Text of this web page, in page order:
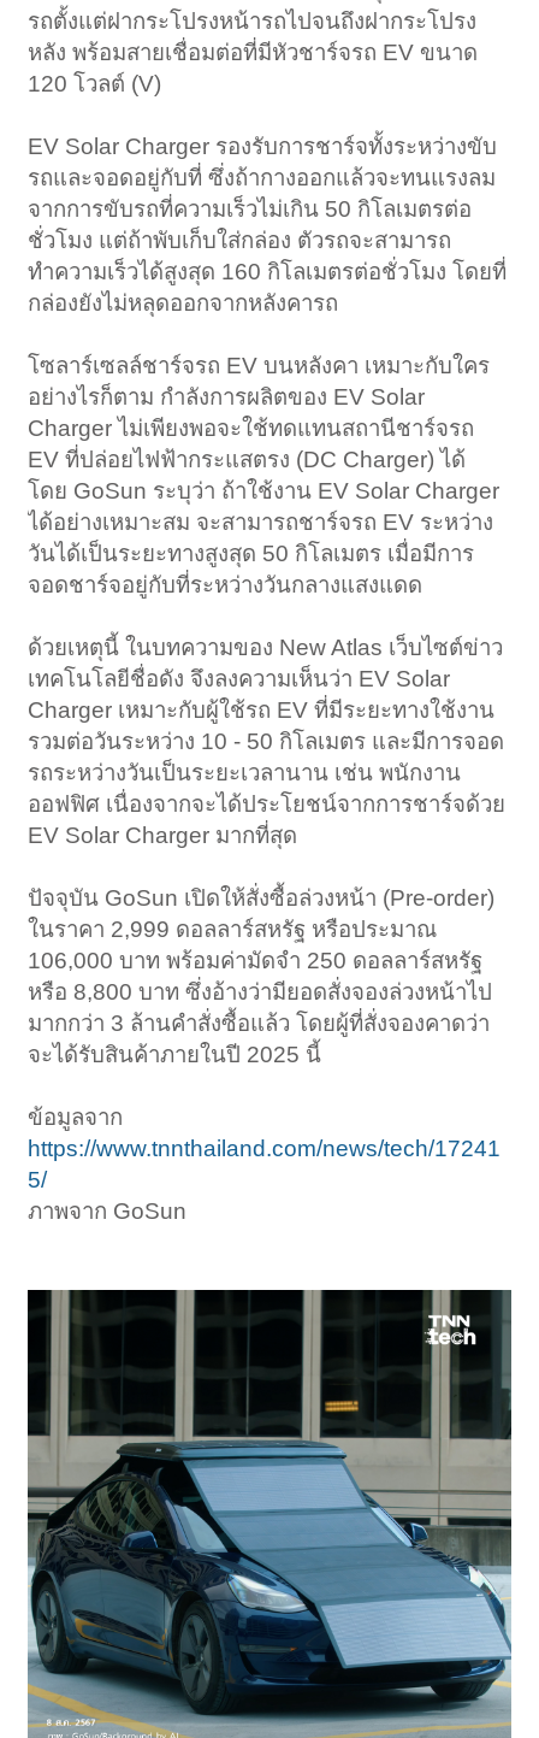
รถตั้งแต่ฝากระโปรงหน้ารถไปจนถึงฝากระโปรง
หลัง พร้อมสายเชื่อมต่อที่มีหัวชาร์จรถ EV ขนาด
120 โวลต์ (V)
EV Solar Charger รองรับการชาร์จทั้งระหว่างขับ
รถและจอดอยู่กับที่ ซึ่งถ้ากางออกแล้วจะทนแรงลม
จากการขับรถที่ความเร็วไม่เกิน 50 กิโลเมตรต่อ
ชั่วโมง แต่ถ้าพับเก็บใส่กล่อง ตัวรถจะสามารถ
ทำความเร็วได้สูงสุด 160 กิโลเมตรต่อชั่วโมง โดยที่
กล่องยังไม่หลุดออกจากหลังคารถ
โซลาร์เซลล์ชาร์จรถ EV บนหลังคา เหมาะกับใคร
อย่างไรก็ตาม กำลังการผลิตของ EV Solar
Charger ไม่เพียงพอจะใช้ทดแทนสถานีชาร์จรถ
EV ที่ปล่อยไฟฟ้ากระแสตรง (DC Charger) ได้
โดย GoSun ระบุว่า ถ้าใช้งาน EV Solar Charger
ได้อย่างเหมาะสม จะสามารถชาร์จรถ EV ระหว่าง
วันได้เป็นระยะทางสูงสุด 50 กิโลเมตร เมื่อมีการ
จอดชาร์จอยู่กับที่ระหว่างวันกลางแสงแดด
ด้วยเหตุนี้ ในบทความของ New Atlas เว็บไซต์ข่าว
เทคโนโลยีชื่อดัง จึงลงความเห็นว่า EV Solar
Charger เหมาะกับผู้ใช้รถ EV ที่มีระยะทางใช้งาน
รวมต่อวันระหว่าง 10 - 50 กิโลเมตร และมีการจอด
รถระหว่างวันเป็นระยะเวลานาน เช่น พนักงาน
ออฟฟิศ เนื่องจากจะได้ประโยชน์จากการชาร์จด้วย
EV Solar Charger มากที่สุด
ปัจจุบัน GoSun เปิดให้สั่งซื้อล่วงหน้า (Pre-order)
ในราคา 2,999 ดอลลาร์สหรัฐ หรือประมาณ
106,000 บาท พร้อมค่ามัดจำ 250 ดอลลาร์สหรัฐ
หรือ 8,800 บาท ซึ่งอ้างว่ามียอดสั่งจองล่วงหน้าไป
มากกว่า 3 ล้านคำสั่งซื้อแล้ว โดยผู้ที่สั่งจองคาดว่า
จะได้รับสินค้าภายในปี 2025 นี้
ข้อมูลจาก
https://www.tnnthailand.com/news/tech/17241
5/
ภาพจาก GoSun